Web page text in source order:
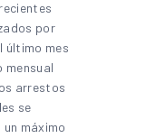
por
último mes
mensual
arrestos
se
máximo